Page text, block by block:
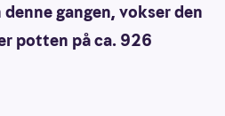
gangen, vokser den
potten på ca. 926